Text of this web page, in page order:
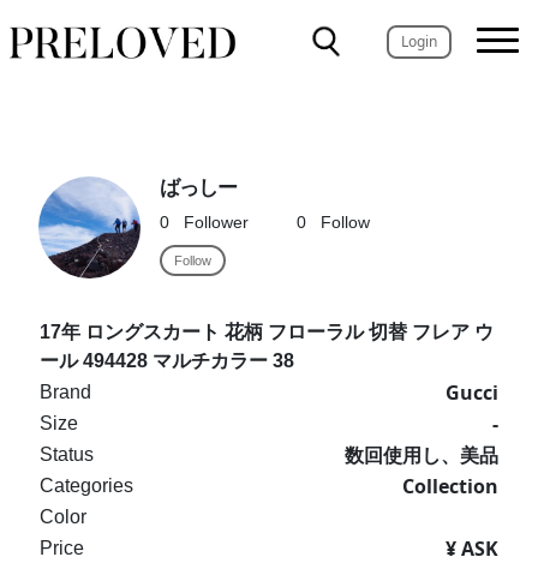
Login
ばっしー
0 Follower 0 Follow
Follow
17年 ロングスカート 花柄 フローラル 切替 フレア ウ
ール 494428 マルチカラー 38
Brand
Gucci
Size -
Status 数回使用し、美品
Categories Collection
Color
Price
¥ ASK